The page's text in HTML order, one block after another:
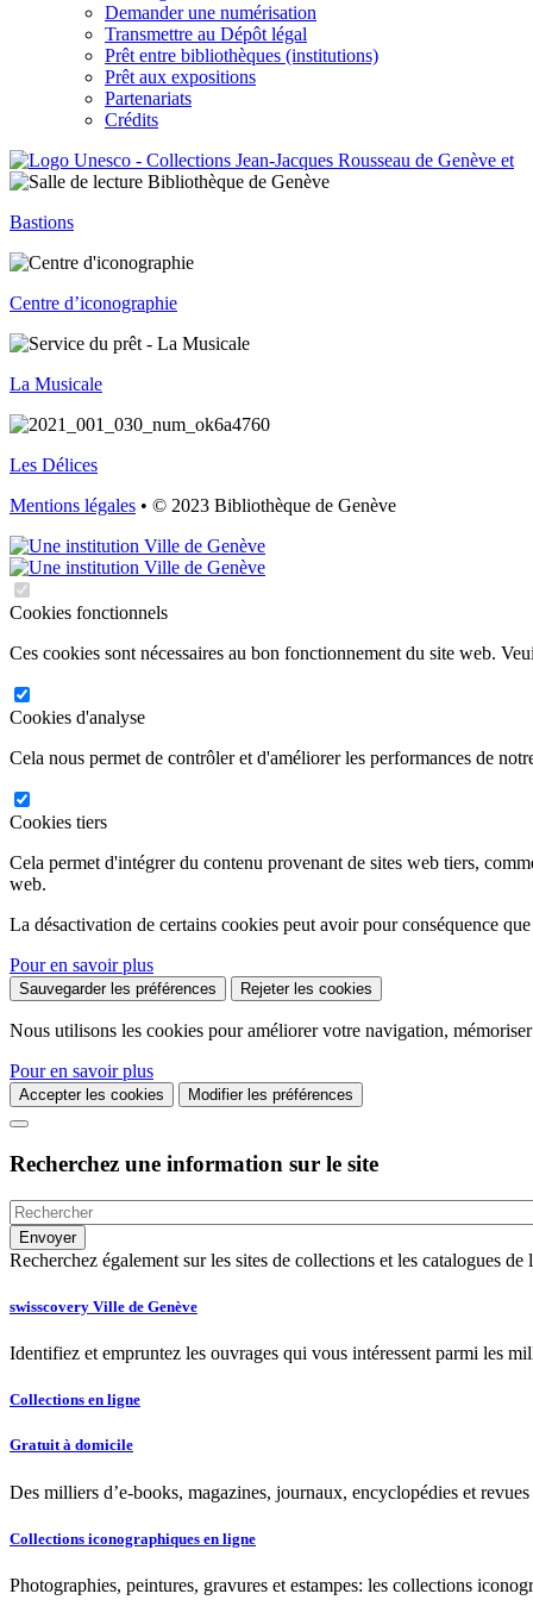
Demander une numérisation
Transmettre au Dépôt légal
Prêt entre bibliothèques (institutions)
Prêt aux expositions
Partenariats
Crédits
Bastions
Centre d’iconographie
La Musicale
Les Délices
Mentions légales • © 2023 Bibliothèque de Genève
Cookies fonctionnels
Ces cookies sont nécessaires au bon fonctionnement du site web.
Cookies d'analyse
Cela nous permet de contrôler et d'améliorer les performances de
Cookies tiers
Cela permet d'intégrer du contenu provenant de sites web tiers,
web.
La désactivation de certains cookies peut avoir pour conséquence
Pour en savoir plus
Sauvegarder les préférences Rejeter les cookies
Nous utilisons les cookies pour améliorer votre navigation,
Pour en savoir plus
Accepter les cookies Modifier les préférences
Recherchez une information sur le site
Recherchez également sur les sites de collections et les catalogues
swisscovery Ville de Genève
Identifiez et empruntez les ouvrages qui vous intéressent parmi les
Collections en ligne
Gratuit à domicile
Des milliers d’e-books, magazines, journaux, encyclopédies et
Collections iconographiques en ligne
Photographies, peintures, gravures et estampes: les collections